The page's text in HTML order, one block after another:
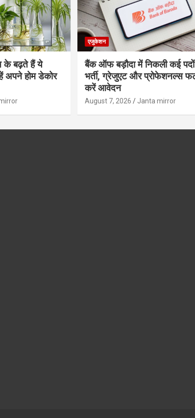
के बढ़ते हैं ये
अपने होम डेकोर
एजुकेशन
बैंक ऑफ बड़ौदा में निकली कई
भर्ती, ग्रेजुएट और प्रोफेशनल्स
करें आवेदन
August 7, 2026 Janta mirror